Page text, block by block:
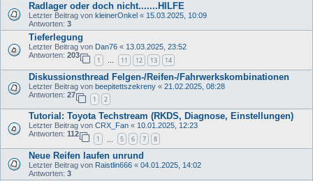
Radlager oder doch nicht.......HILFE
Letzter Beitrag von kleinerOnkel « 15.03.2025, 10:09
Antworten: 3
Tieferlegung
Letzter Beitrag von Dan76 « 13.03.2025, 23:52
Antworten: 203
1 … 11 12 13 14
Diskussionsthread Felgen-/Reifen-/Fahrwerkskombinationen
Letzter Beitrag von beepitettszekreny « 21.02.2025, 08:28
Antworten: 27
1 2
Tutorial: Toyota Techstream (RKDS, Diagnose, Einstellungen)
Letzter Beitrag von CRX_Fan « 10.01.2025, 12:23
Antworten: 112
1 5 6 7 8
Neue Reifen laufen unrund
Letzter Beitrag von Raistlin666 « 04.01.2025, 14:02
Antworten: 3